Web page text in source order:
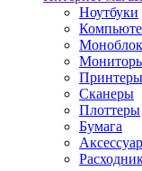
Ноутбуки
Принтеры
Сканеры
Плоттеры
Бумага